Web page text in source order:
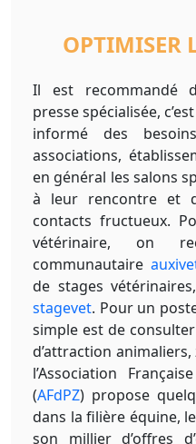
OPTIMISER
Il est recommandé
presse spécialisée,
informé des
associations,
en général les salons
à leur rencontre et
contacts fructueux.
vétérinaire, on
communautaire
de stages
stagevet. Pour un
simple est de
d’attraction
l’Association
(AFdPZ) propose
dans la filière équine,
son millier d’offres